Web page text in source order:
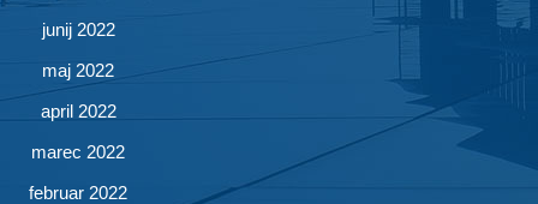
junij 2022
maj 2022
april 2022
marec 2022
februar 2022